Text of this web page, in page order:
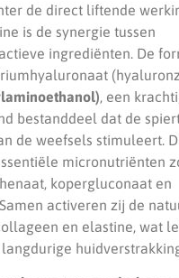
de direct liftende
is de synergie tussen
ingrediënten. De
, een
bestanddeel dat de
de weefsels stimuleert.
micronutriënten
kopergluconaat en
activeren zij de
en elastine, wat